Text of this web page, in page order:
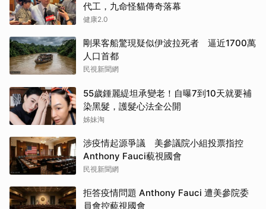
代工，九命怪貓傳奇落幕
健康2.0
剛果客船驚現疑似伊波拉死者 逼近1700萬
人口首都
民視新聞網
55歲鍾麗緹坦承變老！自曝7到10天就要補
染黑髮，護髮心法全公開
姊妹淘
涉疫情起源爭議 美參議院小組投票指控
Anthony Fauci藐視國會
民視新聞網
拒答疫情問題 Anthony Fauci 遭美參院委
員會控藐視國會